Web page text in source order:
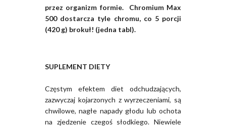
przez organizm formie.
Chromium Max
500 dostarcza tyle chromu, co 5 porcji
(420 g) brokuł! (jedna tabl).
SUPLEMENT DIETY
Częstym efektem diet odchudzających,
zazwyczaj kojarzonych z wyrzeczeniami, są
chwilowe, nagłe napady głodu lub ochota
na zjedzenie czegoś słodkiego. Niewiele